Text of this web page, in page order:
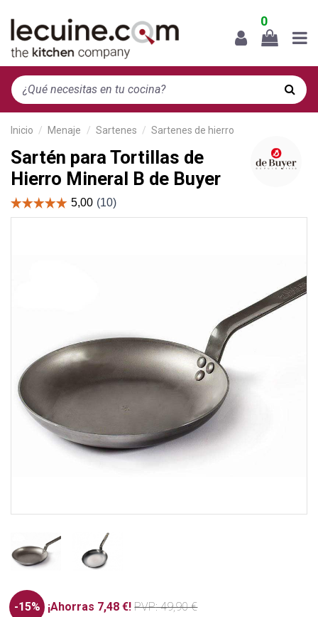
0
Inicio Menaje Sartenes Sartenes de hierro
Sartén para Tortillas de
Hierro Mineral B de Buyer
-15% ¡Ahorras 7,48 €! PVP: 49,90 €